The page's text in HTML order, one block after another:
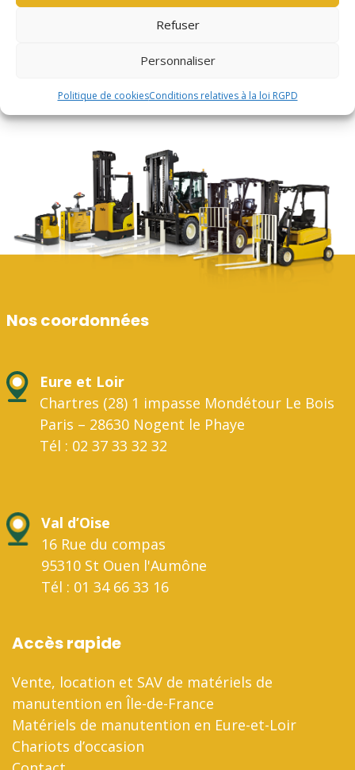
Refuser
Personnaliser
Politique de cookiesConditions relatives à la loi RGPD
Nos coordonnées
Eure et Loir
Chartres (28) 1 impasse Mondétour Le Bois
Paris – 28630 Nogent le Phaye
Tél : 02 37 33 32 32
Val d’Oise
16 Rue du compas
95310 St Ouen l'Aumône
Tél : 01 34 66 33 16
Accès rapide
Vente, location et SAV de matériels de
manutention en Île-de-France
Matériels de manutention en Eure-et-Loir
Chariots d’occasion